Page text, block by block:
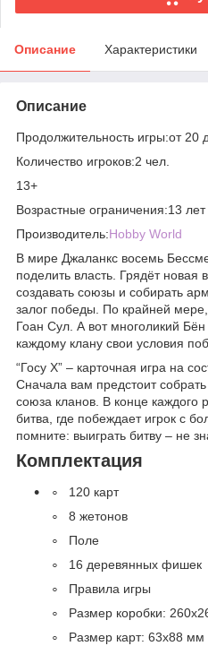
Описание Характеристики
Описание
Продолжительность игры:от 20
Количество игроков:2 чел.
13+
Возрастные ограничения:13
Производитель:Hobby World
В мире Джаланкc восемь
поделить власть. Грядёт новая
создавать союзы и собирать
залог победы. По крайней
Гоан Сул. А вот многоликий
каждому клану свои условия
“Госу X” – карточная игра на
Сначала вам предстоит
союза кланов. В конце каждого
битва, где побеждает игрок с
помните: выиграть битву – не
Комплектация
120 карт
8 жетонов
Поле
16 деревянных фишек
Правила игры
Размер коробки:
Размер карт: 63х88 мм